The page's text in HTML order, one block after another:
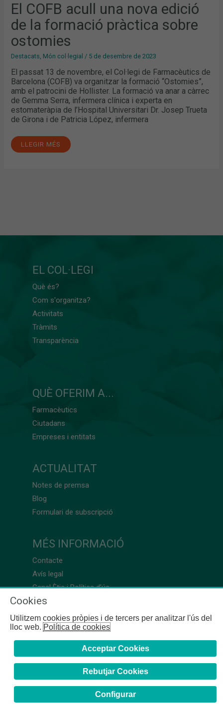
El COFB acull una nova edició
de la formació pràctica sobre
ostomies
Destacats, Món col·legial / 5 de desembre de 2023
El passat 13 de novembre, el Col·legi de Farmacèutics de
Barcelona (COFB) va organitzar la formació “Ostomies”,
amb el patrocini de Hollister. La formació va anar a càrrec
de Gemma Serra, infermera clínica i experta en
estomateràpia de l’Hospital Universitari Dr. Josep Trueta
de Girona i de Patricia López, infermera
LLEGIR MÉS
EL COL·LEGI
Què és?
Com s'organitza?
Activitats
Tràmits
Transparència
QUÈ OFERIM A...
Farmacèutics
Ciutadans
Empreses i entitats
ACTUALITAT
Notes de premsa
Blog
Formulari de subscripció
MÉS INFORMACIÓ
Contacte
Avís legal
Canal Ètic i Política d’ús
Cookies
Utilitzem cookies pròpies i de tercers per analitzar l'ús del
lloc web.Política de cookies
Acceptar Cookies
Rebutjar Cookies
Configurar